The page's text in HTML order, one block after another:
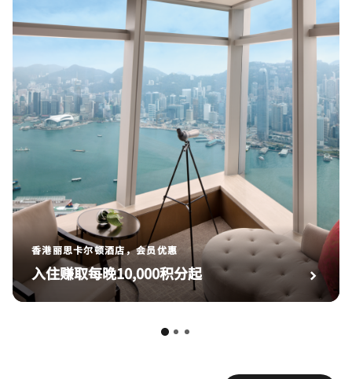
香港丽思卡尔顿酒店，会员优惠
入住赚取每晚10,000积分起